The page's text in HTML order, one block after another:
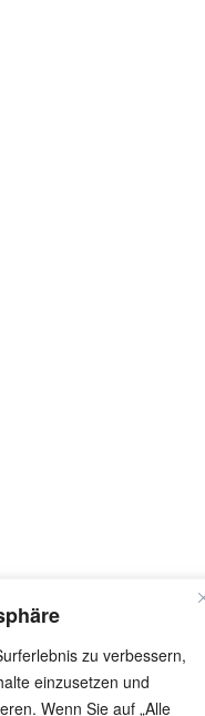
zu verbessern,
einzusetzen und
Wenn Sie auf „Alle